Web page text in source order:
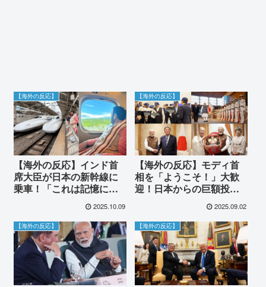
【海外の反応】
【海外の反応】インド首
席大臣が日本の新幹線に
乗車！「これは記憶に残
る体験だ」→しかし母国
からは「現実を見てく
れ」と批判が殺到した理
由
2025.10.09
【海外の反応】
【海外の反応】モディ首
相を「ようこそ！」大歓
迎！日本からの巨額投資
＆新幹線導入に「インド
が勉強すれば、日本が発
展するってことか🥰」と
世界が注目！
2025.09.02
【海外の反応】 【海外の反応】